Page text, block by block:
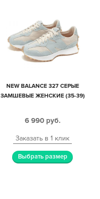
NEW BALANCE 327 СЕРЫЕ
ЗАМШЕВЫЕ ЖЕНСКИЕ (35-39)
6 990 руб.
Заказать в 1 клик
Выбрать размер